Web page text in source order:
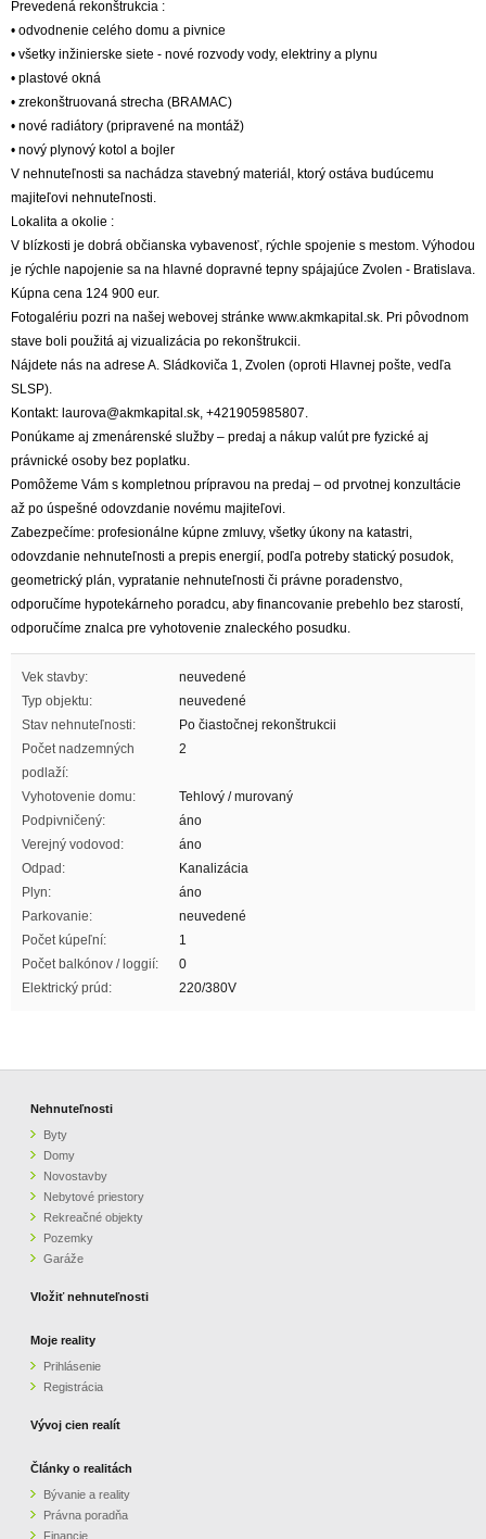
Prevedená rekonštrukcia :
• odvodnenie celého domu a pivnice
• všetky inžinierske siete - nové rozvody vody, elektriny a plynu
• plastové okná
• zrekonštruovaná strecha (BRAMAC)
• nové radiátory (pripravené na montáž)
• nový plynový kotol a bojler
V nehnuteľnosti sa nachádza stavebný materiál, ktorý ostáva budúcemu
majiteľovi nehnuteľnosti.
Lokalita a okolie :
V blízkosti je dobrá občianska vybavenosť, rýchle spojenie s mestom. Výhodou
je rýchle napojenie sa na hlavné dopravné tepny spájajúce Zvolen - Bratislava.
Kúpna cena 124 900 eur.
Fotogalériu pozri na našej webovej stránke www.akmkapital.sk. Pri pôvodnom
stave boli použitá aj vizualizácia po rekonštrukcii.
Nájdete nás na adrese A. Sládkoviča 1, Zvolen (oproti Hlavnej pošte, vedľa
SLSP).
Kontakt: laurova@akmkapital.sk, +421905985807.
Ponúkame aj zmenárenské služby – predaj a nákup valút pre fyzické aj
právnické osoby bez poplatku.
Pomôžeme Vám s kompletnou prípravou na predaj – od prvotnej konzultácie
až po úspešné odovzdanie novému majiteľovi.
Zabezpečíme: profesionálne kúpne zmluvy, všetky úkony na katastri,
odovzdanie nehnuteľnosti a prepis energií, podľa potreby statický posudok,
geometrický plán, vypratanie nehnuteľnosti či právne poradenstvo,
odporučíme hypotekárneho poradcu, aby financovanie prebehlo bez starostí,
odporučíme znalca pre vyhotovenie znaleckého posudku.
Vek stavby:
neuvedené
Typ objektu:
neuvedené
Stav nehnuteľnosti:
Po čiastočnej rekonštrukcii
Počet nadzemných
podlaží:
2
Vyhotovenie domu:
Tehlový / murovaný
Podpivničený:
áno
Verejný vodovod:
áno
Odpad:
Kanalizácia
Plyn:
áno
Parkovanie:
neuvedené
Počet kúpeľní:
1
Počet balkónov / loggií:
0
Elektrický prúd:
220/380V
Nehnuteľnosti
Byty
Domy
Novostavby
Nebytové priestory
Rekreačné objekty
Pozemky
Garáže
Vložiť nehnuteľnosti
Moje reality
Prihlásenie
Registrácia
Vývoj cien realít
Články o realitách
Bývanie a reality
Právna poradňa
Financie